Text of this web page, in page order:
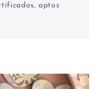
aptos